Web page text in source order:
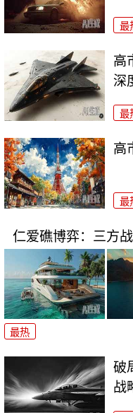
最
高
深
最
高
最
仁爱礁博弈：三方
最热
破
战